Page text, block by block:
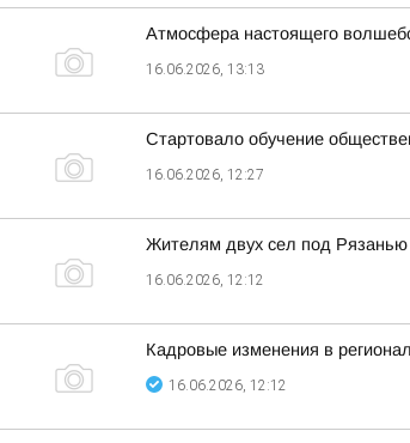
Атмосфера настоящего
16.06.2026, 13:13
Стартовало обучение
16.06.2026, 12:27
Жителям двух сел под Рязанью
16.06.2026, 12:12
Кадровые изменения в
16.06.2026, 12:12